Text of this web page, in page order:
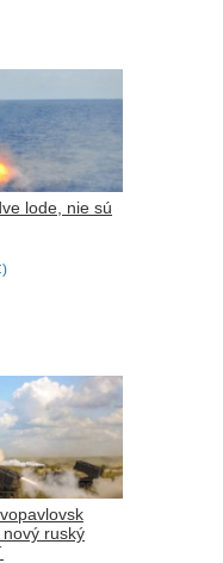
lode, nie sú
ruský